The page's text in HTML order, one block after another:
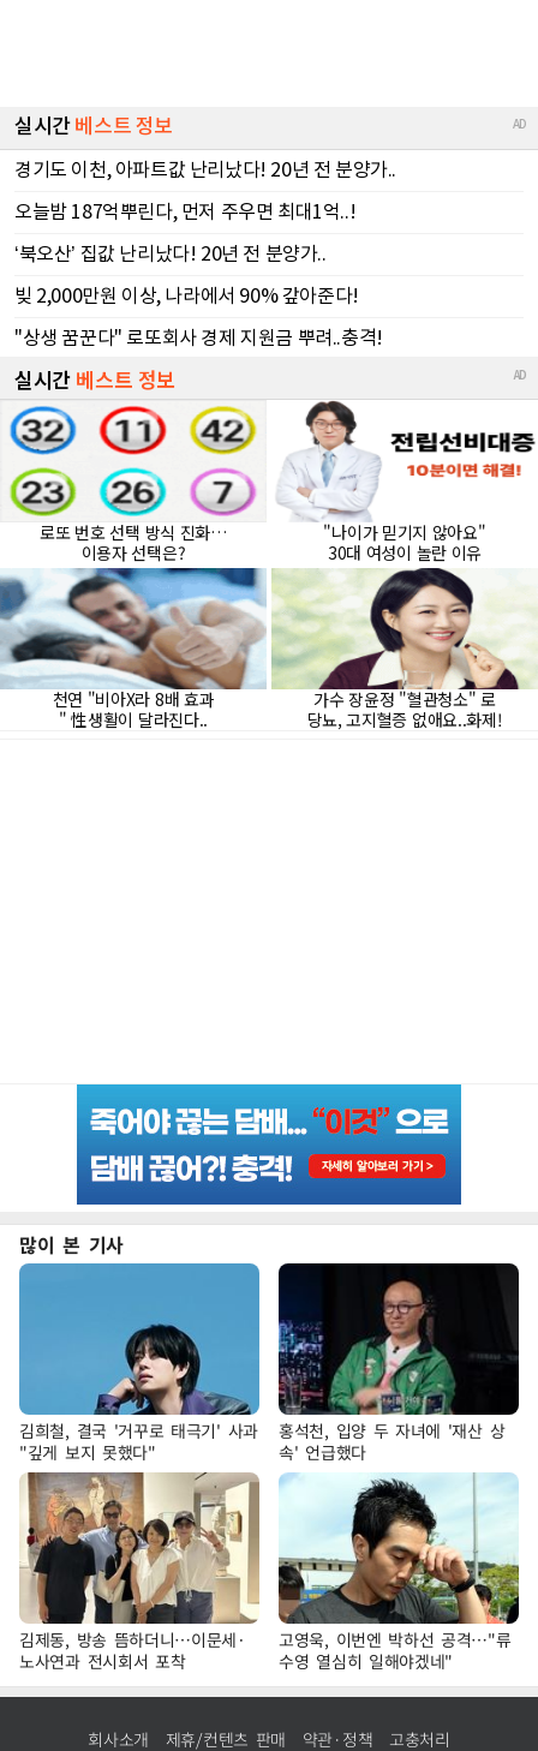
많이 본 기사
김희철, 결국 '거꾸로 태극기' 사과
"깊게 보지 못했다"
홍석천, 입양 두 자녀에 '재산 상
속' 언급했다
김제동, 방송 뜸하더니…이문세·
노사연과 전시회서 포착
고영욱, 이번엔 박하선 공격…"류
수영 열심히 일해야겠네"
회사소개 제휴/컨텐츠 판매 약관·정책 고충처리